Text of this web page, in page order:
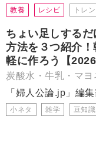
教養 レシピ トレ
ちょい足しする
方法を３つ紹介
軽に作ろう【
炭酸水・牛乳・マ
「婦人公論.jp」編
小ネタ 雑学 豆知識